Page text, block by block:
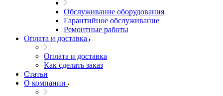
Обслуживание оборудования
Гарантийное обслуживание
Ремонтные работы
Оплата и доставка
Оплата и доставка
Как сделать заказ
Статьи
О компании